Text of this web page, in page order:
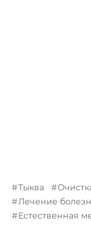
Тыква
Лечение
Естественная